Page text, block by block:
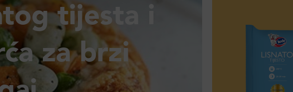
tijesta i
za brzi